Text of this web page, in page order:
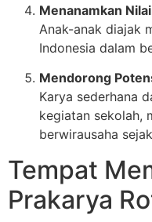
Menanamkan
Anak-anak diajak
Indonesia dalam
Mendorong
Karya sederhana
kegiatan sekolah,
berwirausaha
Tempat
Prakarya